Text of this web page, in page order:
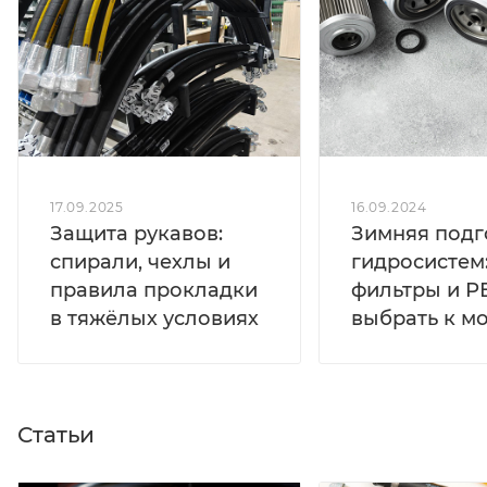
17.09.2025
Защита рукавов:
спирали, чехлы и
правила прокладки
в тяжёлых условиях
16.09.2024
Зимняя
фильтры и
выбрать к
Статьи